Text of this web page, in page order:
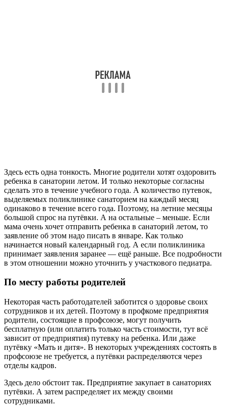
Здесь есть одна тонкость. Многие родители хотят оздоровить
ребенка в санатории летом. И только некоторые согласны
сделать это в течение учебного года. А количество путевок,
выделяемых поликлинике санаторием на каждый месяц
одинаково в течение всего года. Поэтому, на летние месяцы
большой спрос на путёвки. А на остальные – меньше. Если
мама очень хочет отправить ребенка в санаторий летом, то
заявление об этом надо писать в январе. Как только
начинается новый календарный год. А если поликлиника
принимает заявления заранее — ещё раньше. Все подробности
в этом отношении можно уточнить у участкового педиатра.
По месту работы родителей
Некоторая часть работодателей заботится о здоровье своих
сотрудников и их детей. Поэтому в профкоме предприятия
родители, состоящие в профсоюзе, могут получить
бесплатную (или оплатить только часть стоимости, тут всё
зависит от предприятия) путевку на ребенка. Или даже
путёвку «Мать и дитя». В некоторых учреждениях состоять в
профсоюзе не требуется, а путёвки распределяются через
отделы кадров.
Здесь дело обстоит так. Предприятие закупает в санаториях
путёвки. А затем распределяет их между своими
сотрудниками.